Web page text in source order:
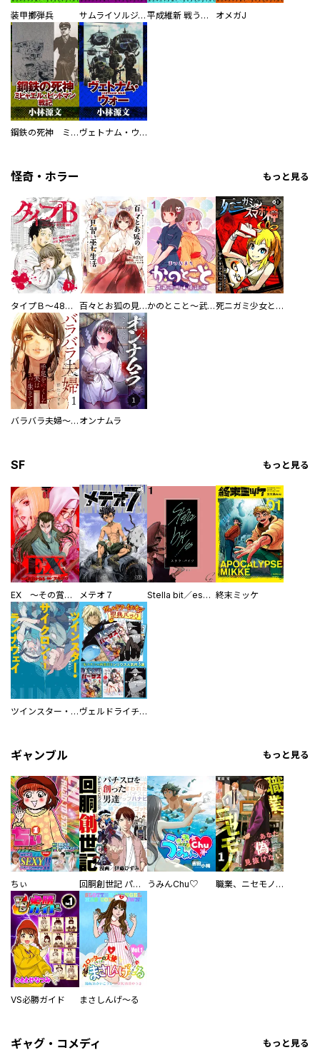
装甲擲弾兵 サムライソルジャー SAMURAI SOLDIER 平成維新 戦う自衛隊 オメガJ
鋼鉄の死神 ミヒャエル・ビットマン戦記 ヴェトナム・ウォー VIETNAM WAR
怪奇・ホラー もっと見る
タイプＢ～48時間後、致死率100％～【単話】 百々とお狐の見習い巫女生活【単行本版】 かのとこと～武蔵花町怪話譚～ 【連載版】 死ニガミ少女とスマホ神
バラバラ夫婦～手足をなくした夫はまだ生きてる オンナムラ
SF もっと見る
EX ～その賞金稼ぎは、世界の出口を探す～【単行本版】 メテオ７ Stella bit／es【単話版】 終末ミッケ
ツインスター・サイクロン・ランナウェイ ヴェルドライチオシ聖典パック 『転スラ』ミニ画集付き シリウス人気作３選
ギャンブル もっと見る
ちぃ 回胴創世記 パチスロを創った男達 うみんChu♡ 職業、ニセモノ～あなたに偽は見抜けない【電子単行本版】
VS必勝ガイド まさしんげ～る
ギャグ・コメディ もっと見る